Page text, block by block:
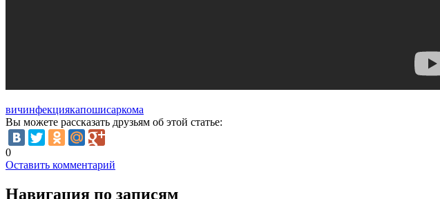
вичинфекциякапошисаркома
Вы можете рассказать друзьям об этой статье:
0
Оставить комментарий
Навигация по записям